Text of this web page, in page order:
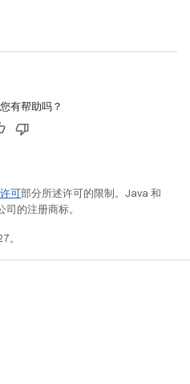
有帮助吗？
可部分所述许可的限制。Java 和
的注册商标。
。